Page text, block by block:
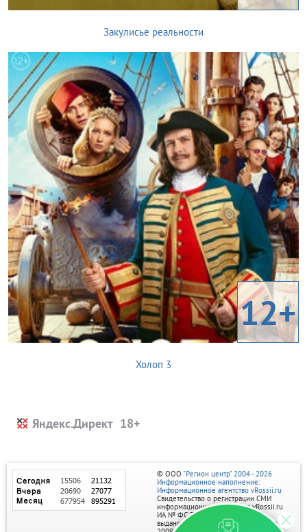
Закулисье реальности
12+
Холоп 3
Яндекс.Директ
© ООО "Регион центр" 2004 - 2026
Информационное наполнение:
Информационное агентство vRossii.ru
Свидетельство о регистрации СМИ
информационного агентства vRossii.ru
ИА № ФС 77‑35502
выдано РОСКОМНАДЗОРом 04 марта